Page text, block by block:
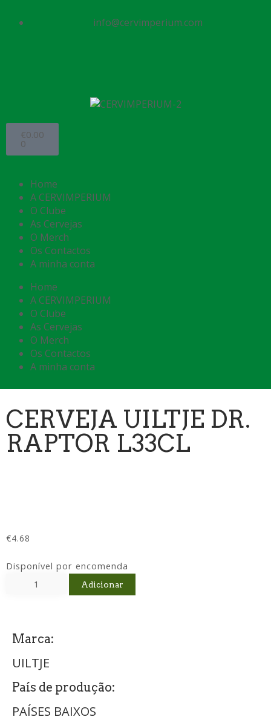
info@cervimperium.com
€0.00
0
Home
A CERVIMPERIUM
O Clube
As Cervejas
O Merch
Os Contactos
A minha conta
Home
A CERVIMPERIUM
O Clube
As Cervejas
O Merch
Os Contactos
A minha conta
CERVEJA UILTJE DR.
RAPTOR L33CL
€4.68
Disponível por encomenda
Adicionar
Marca:
UILTJE
País de produção:
PAÍSES BAIXOS